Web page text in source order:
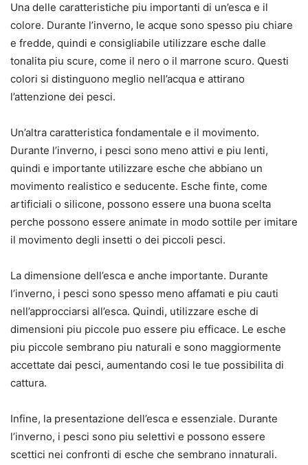
Una delle caratteristiche piu importanti di un’esca e il
colore. Durante l’inverno, le acque sono spesso piu chiare
e fredde, quindi e consigliabile utilizzare esche dalle
tonalita piu scure, come il nero o il marrone scuro. Questi
colori si distinguono meglio nell’acqua e attirano
l’attenzione dei pesci.
Un’altra caratteristica fondamentale e il movimento.
Durante l’inverno, i pesci sono meno attivi e piu lenti,
quindi e importante utilizzare esche che abbiano un
movimento realistico e seducente. Esche finte, come
artificiali o silicone, possono essere una buona scelta
perche possono essere animate in modo sottile per imitare
il movimento degli insetti o dei piccoli pesci.
La dimensione dell’esca e anche importante. Durante
l’inverno, i pesci sono spesso meno affamati e piu cauti
nell’approcciarsi all’esca. Quindi, utilizzare esche di
dimensioni piu piccole puo essere piu efficace. Le esche
piu piccole sembrano piu naturali e sono maggiormente
accettate dai pesci, aumentando cosi le tue possibilita di
cattura.
Infine, la presentazione dell’esca e essenziale. Durante
l’inverno, i pesci sono piu selettivi e possono essere
scettici nei confronti di esche che sembrano innaturali.